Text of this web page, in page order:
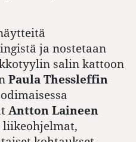
ja nostetaan
salin kattoon
Paula Thessleffin
Antton Laineen